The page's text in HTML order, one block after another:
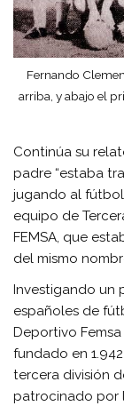
Fernando
arriba, y abajo el
Continúa su
padre “estaba
jugando al
equipo de
FEMSA, que
del mismo
Investigando un
españoles de
Deportivo
fundado en
tercera división
patrocinado por